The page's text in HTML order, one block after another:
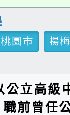
桃園市
楊
公立高級
前曾任